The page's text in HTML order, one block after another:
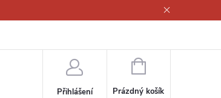
Přihlášení
NÁKUPNÍ
Prázdný košík